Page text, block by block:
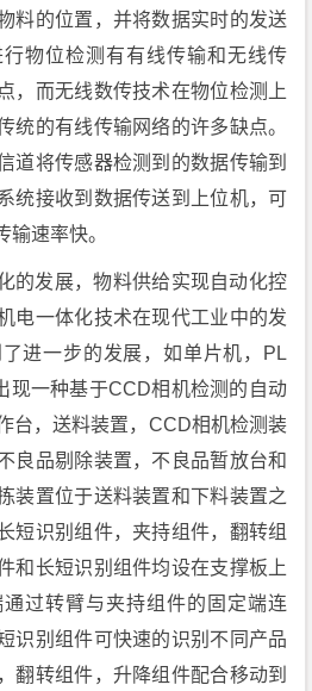
料的位置，并将数据实时的发送
物位检测有有线传输和无线传
，而无线数传技术在物位检测上
统的有线传输网络的许多缺点。
道将传感器检测到的数据传输到
统接收到数据传送到上位机，可
输速率快。
的发展，物料供给实现自动化控
电一体化技术在现代工业中的发
进一步的发展，如单片机，PL
现一种基于CCD相机检测的自动
台，送料装置，CCD相机检测装
良品剔除装置，不良品暂放台和
装置位于送料装置和下料装置之
短识别组件，夹持组件，翻转组
和长短识别组件均设在支撑板上
过转臂与夹持组件的固定端连
识别组件可快速的识别不同产品
翻转组件，升降组件配合移动到